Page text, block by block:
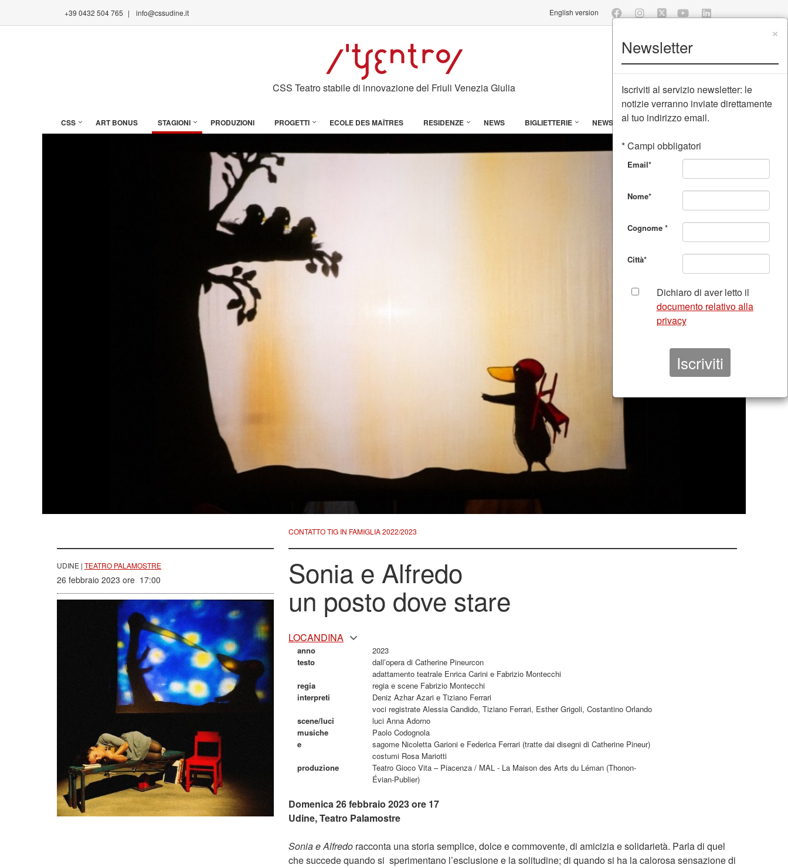
+39 0432 504 765 | info@cssudine.it English version
CSS Teatro stabile di innovazione del Friuli Venezia Giulia
CSS ART BONUS STAGIONI PRODUZIONI PROGETTI ECOLE DES MAÎTRES RESIDENZE NEWS BIGLIETTERIE NEWSLETTER LAVORA CON NOI
UDINE | TEATRO PALAMOSTRE
26 febbraio 2023 ore 17:00
CONTATTO TIG IN FAMIGLIA 2022/2023
Sonia e Alfredo
un posto dove stare
LOCANDINA
anno
2023
testo
dall’opera di Catherine Pineurcon
adattamento teatrale Enrica Carini e Fabrizio Montecchi
regia
regia e scene Fabrizio Montecchi
interpreti
Deniz Azhar Azari e Tiziano Ferrari
voci registrate Alessia Candido, Tiziano Ferrari, Esther Grigoli, Costantino Orlando
scene/luci
luci Anna Adorno
musiche
Paolo Codognola
e
sagome Nicoletta Garioni e Federica Ferrari (tratte dai disegni di Catherine Pineur)
costumi Rosa Mariotti
produzione
Teatro Gioco Vita – Piacenza / MAL - La Maison des Arts du Léman (Thonon-
Évian-Publier)
Domenica 26 febbraio 2023 ore 17
Udine, Teatro Palamostre
Sonia e Alfredo racconta una storia semplice, dolce e commovente, di amicizia e solidarietà. Parla di quel
che succede quando si sperimentano l’esclusione e la solitudine; di quando si ha la calorosa sensazione di
×
Newsletter
Iscriviti al servizio newsletter: le
notizie verranno inviate direttamente
al tuo indirizzo email.
* Campi obbligatori
Email*
Nome*
Cognome *
Città*
Dichiaro di aver letto il
documento relativo alla
privacy